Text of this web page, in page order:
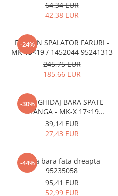
64,34 EUR
42,38 EUR
-24%
FURTUN SPALATOR FARURI -
MK 13<19 / 1452044 95241313
245,75 EUR
185,66 EUR
-30%
SINA GHIDAJ BARA SPATE
STANGA - MK-X 17<19
42541314
39,14 EUR
27,43 EUR
-44%
Grila bara fata dreapta
95235058
95,41 EUR
52,99 EUR